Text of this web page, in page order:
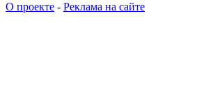
О проекте - Реклама на сайте